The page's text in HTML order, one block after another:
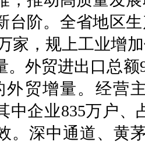
台阶。全省地区
家，规上工业增
。外贸进出口总
外贸增量。经营
中企业835万户
。深中通道、黄